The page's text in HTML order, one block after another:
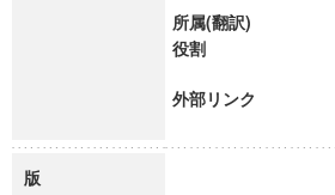
所属(翻訳)
役割
外部リンク
版